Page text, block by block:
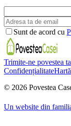
Sunt de acord cu
Trimite-ne povestea ta
Confidențialitate
© 2026 Povestea
Un website din